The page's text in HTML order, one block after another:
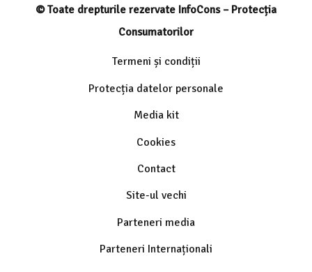
© Toate drepturile rezervate InfoCons – Protecția
Consumatorilor
Termeni și condiții
Protecția datelor personale
Media kit
Cookies
Contact
Site-ul vechi
Parteneri media
Parteneri Internaționali